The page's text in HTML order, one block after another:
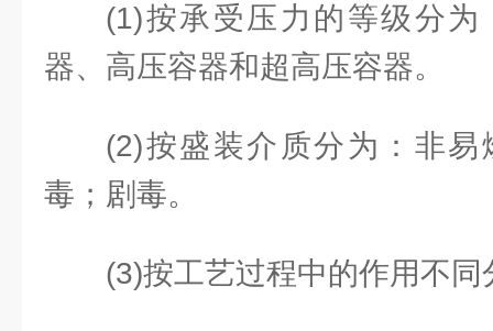
(1)按承受压力的等级分
器、高压容器和超高压容器。
(2)按盛装介质分为：非
毒；剧毒。
(3)按工艺过程中的作用不同